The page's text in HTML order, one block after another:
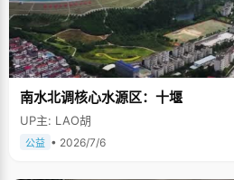
南水北调核心水源区：十堰
UP主: LAO胡
公益 • 2026/7/6